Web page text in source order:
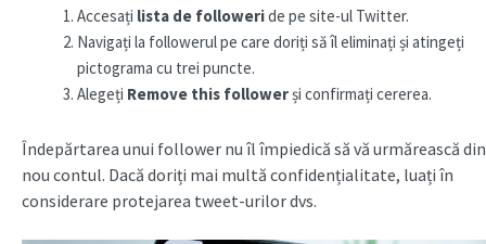
Accesați lista de followeride pe site-ul Twitter.
Navigați la followerul pe care doriți să îl eliminați și atingeți
pictograma cu trei puncte.
Alegeți Remove this followerși confirmați cererea.
Îndepărtarea unui follower nu îl împiedică să vă urmărească din
nou contul. Dacă doriți mai multă confidențialitate, luați în
considerare protejarea tweet-urilor dvs.